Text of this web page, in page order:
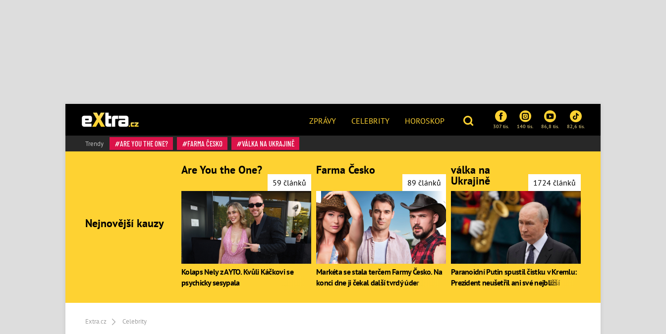
ZPRÁVY CELEBRITY HOROSKOP
307 tis. 140 tis. 86,8 tis. 82,6 tis.
Trendy ARE YOU THE ONE? FARMA ČESKO VÁLKA NA UKRAJINĚ
Extra.cz Celebrity
Nejnovější kauzy
Are You the One?
59 článků
Kolaps Nely z AYTO. Kvůli Káčkovi se
psychicky sesypala
Farma Česko
89 článků
Markéta se stala terčem Farmy Česko. Na
konci dne ji čekal další tvrdý úder
válka na
Ukrajině 1724 článků
Paranoidní Putin spustil čistku v Kremlu:
Prezident neušetřil ani své nejbližší